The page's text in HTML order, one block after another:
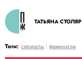
ТАТЬЯНА СТОЛЯР
Теги: сериалы феминизм